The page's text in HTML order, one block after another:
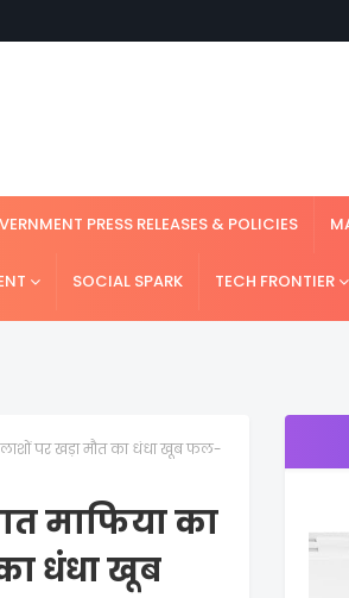
PRESS RELEASES & POLICIES
SOCIAL SPARK TECH FRONTIER
पर खड़ा मौत का धंधा खूब फल-
माफिया का
धंधा खूब